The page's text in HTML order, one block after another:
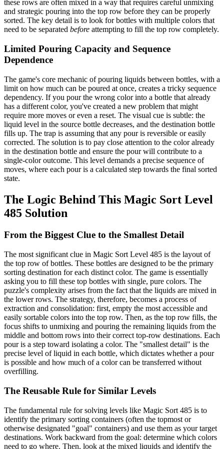
these rows are often mixed in a way that requires careful unmixing
and strategic pouring into the top row before they can be properly
sorted. The key detail is to look for bottles with multiple colors that
need to be separated before attempting to fill the top row completely.
Limited Pouring Capacity and Sequence
Dependence
The game's core mechanic of pouring liquids between bottles, with a
limit on how much can be poured at once, creates a tricky sequence
dependency. If you pour the wrong color into a bottle that already
has a different color, you've created a new problem that might
require more moves or even a reset. The visual cue is subtle: the
liquid level in the source bottle decreases, and the destination bottle
fills up. The trap is assuming that any pour is reversible or easily
corrected. The solution is to pay close attention to the color already
in the destination bottle and ensure the pour will contribute to a
single-color outcome. This level demands a precise sequence of
moves, where each pour is a calculated step towards the final sorted
state.
The Logic Behind This Magic Sort Level
485 Solution
From the Biggest Clue to the Smallest Detail
The most significant clue in Magic Sort Level 485 is the layout of
the top row of bottles. These bottles are designed to be the primary
sorting destination for each distinct color. The game is essentially
asking you to fill these top bottles with single, pure colors. The
puzzle's complexity arises from the fact that the liquids are mixed in
the lower rows. The strategy, therefore, becomes a process of
extraction and consolidation: first, empty the most accessible and
easily sortable colors into the top row. Then, as the top row fills, the
focus shifts to unmixing and pouring the remaining liquids from the
middle and bottom rows into their correct top-row destinations. Each
pour is a step toward isolating a color. The "smallest detail" is the
precise level of liquid in each bottle, which dictates whether a pour
is possible and how much of a color can be transferred without
overfilling.
The Reusable Rule for Similar Levels
The fundamental rule for solving levels like Magic Sort 485 is to
identify the primary sorting containers (often the topmost or
otherwise designated "goal" containers) and use them as your target
destinations. Work backward from the goal: determine which colors
need to go where. Then, look at the mixed liquids and identify the